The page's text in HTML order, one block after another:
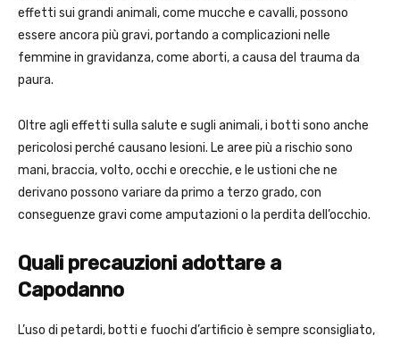
effetti sui grandi animali, come mucche e cavalli, possono
essere ancora più gravi, portando a complicazioni nelle
femmine in gravidanza, come aborti, a causa del trauma da
paura.
Oltre agli effetti sulla salute e sugli animali, i botti sono anche
pericolosi perché causano lesioni. Le aree più a rischio sono
mani, braccia, volto, occhi e orecchie, e le ustioni che ne
derivano possono variare da primo a terzo grado, con
conseguenze gravi come amputazioni o la perdita dell’occhio.
Quali precauzioni adottare a
Capodanno
L’uso di petardi, botti e fuochi d’artificio è sempre sconsigliato,